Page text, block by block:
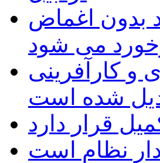
بدون اغماض
می شود
و کارآفرینی
شده است
قرار دارد
نظام است